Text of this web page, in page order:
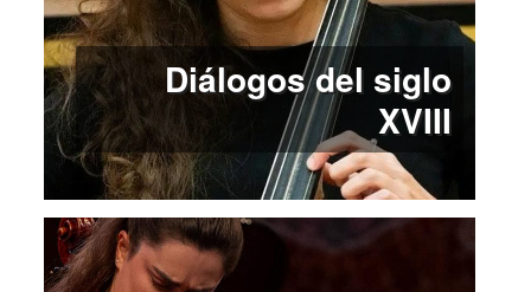
Diálogos del siglo
XVIII